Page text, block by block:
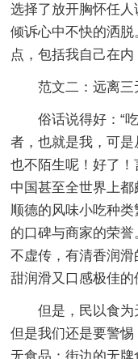
选择了放开胸怀任
倾诉心中不快的洒
点，包括我自己在内
范文二：远离
俗话说得好：“
者，也就是我，可
也不陌生呢！好了
中国甚至全世界上
顺德的风味小吃种
的口碑与商家的荣
不虚传，有清香润
甜润滑又口感极佳的
但是，民以食为
但是我们还是要警
无食品：街边的无